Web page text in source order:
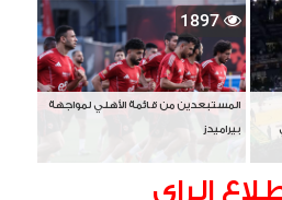
1897
المستبعدين من قائمة الأهلي لمواجهة
بيراميدز
الراى